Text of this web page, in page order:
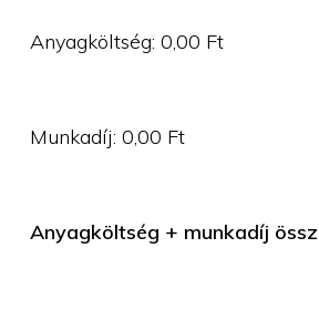
Anyagköltség:0,00 Ft
Munkadíj:0,00 Ft
Anyagköltség + munkadíj